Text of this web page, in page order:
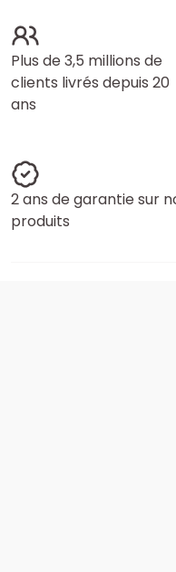
Plus de 3,5 millions de
clients livrés depuis 20
ans
2 ans de garantie sur
produits